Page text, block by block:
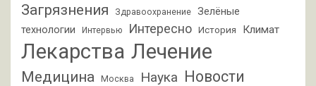
Загрязнения
Здравоохранение
Зелёные
технологии
Интервью Интересно История Климат
Лекарства Лечение
Медицина Москва Наука Новости